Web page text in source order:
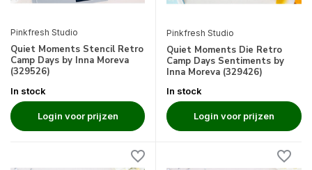
Pinkfresh Studio
Quiet Moments Stencil Retro
Camp Days by Inna Moreva
(329526)
In stock
Login voor prijzen
Pinkfresh Studio
Quiet Moments Die Retro
Camp Days Sentiments by
Inna Moreva (329426)
In stock
Login voor prijzen